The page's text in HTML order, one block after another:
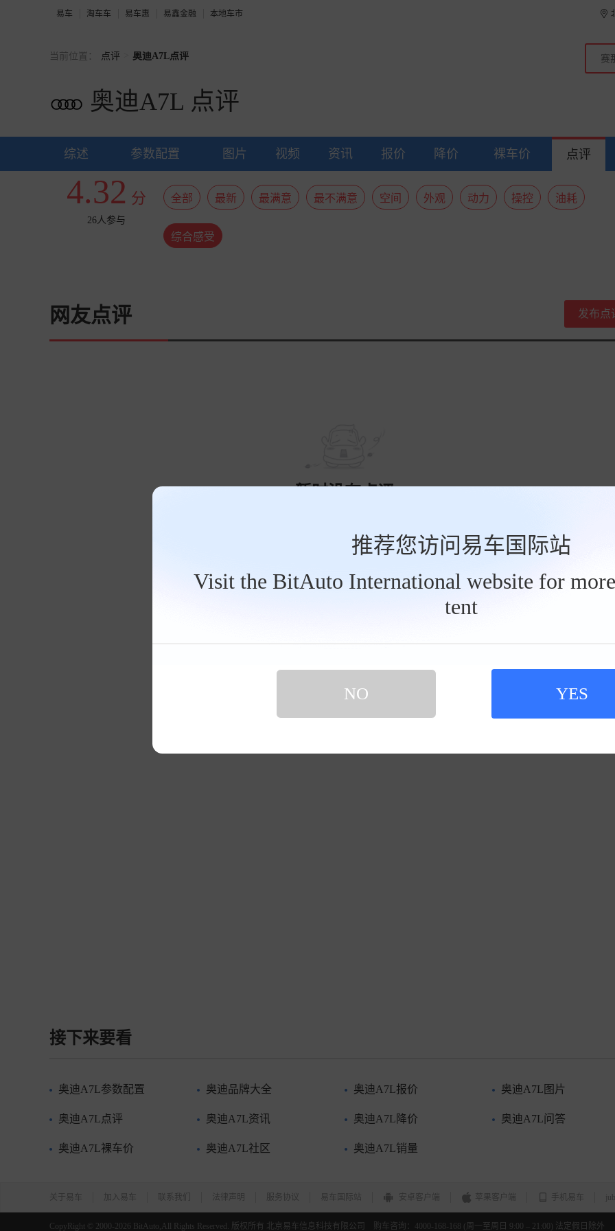
易车 淘车车 易车惠 易鑫金融 本地车市
推荐您访问易车国际站
Visit the BitAuto International website for
tent
NO YES
当前位置： 点评 奥迪A7L点评
奥迪A7L 点评
综述 参数配置 图片 视频 资讯 报价 降价 裸车价 点评
4.32 分
26人参与
全部 最新 最满意 最不满意 空间 外观 动力 操控 油耗
综合感受
网友点评 发布点
暂时没有点评
接下来要看
奥迪A7L参数配置 奥迪品牌大全 奥迪A7L报价 奥迪A7L图片
奥迪A7L点评 奥迪A7L资讯 奥迪A7L降价 奥迪A7L问答
奥迪A7L裸车价 奥迪A7L社区 奥迪A7L销量
关于易车 加入易车 联系我们 法律声明 服务协议 易车国际站 安卓客户端 苹果客户端 手机易车
CopyRight © 2000-2026 BitAuto,All Rights Reserved. 版权所有 北京易车信息科技有限公司 购车咨询：4000-168-168 (周一至周日 9:00 – 21:00) 法定假日除外